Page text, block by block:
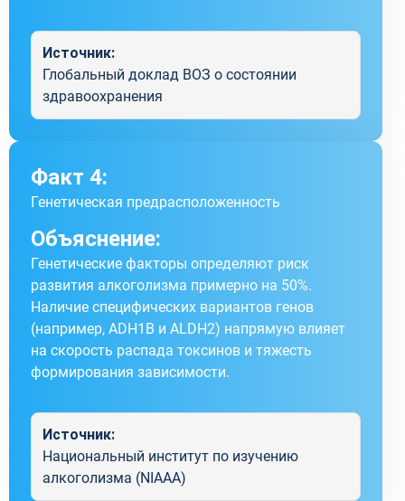
Источник:
Глобальный доклад ВОЗ о состоянии
здравоохранения
Факт 4:
Генетическая предрасположенность
Объяснение:
Генетические факторы определяют риск
развития алкоголизма примерно на 50%.
Наличие специфических вариантов генов
(например, ADH1B и ALDH2) напрямую влияет
на скорость распада токсинов и тяжесть
формирования зависимости.
Источник:
Национальный институт по изучению
алкоголизма (NIAAA)